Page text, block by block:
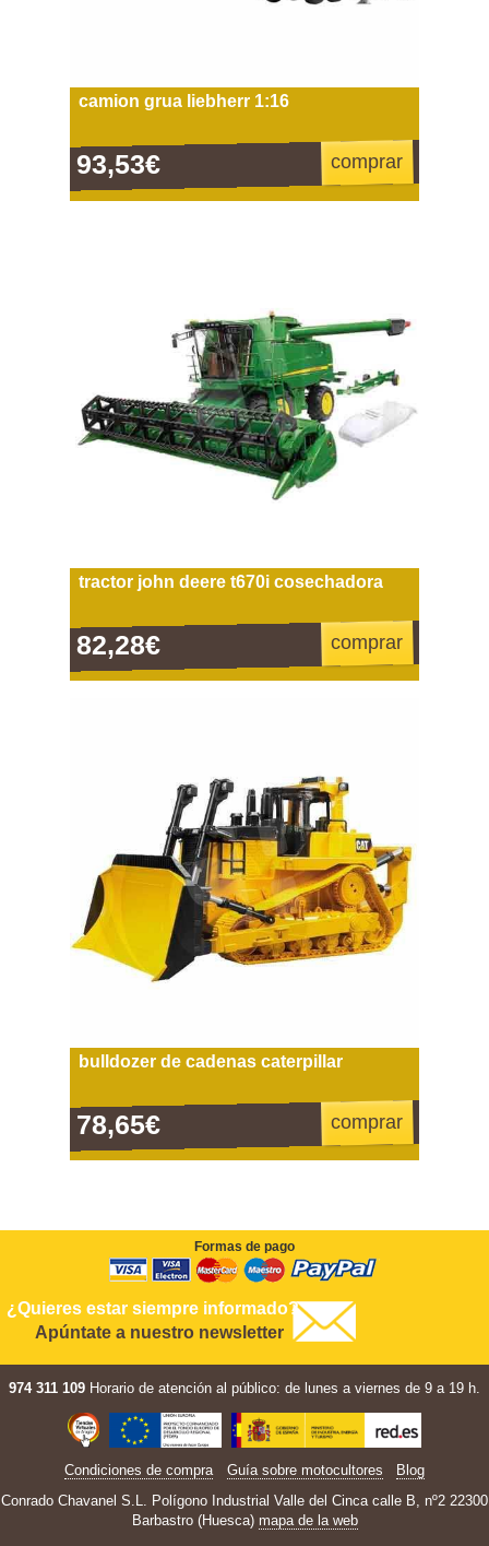
camion grua liebherr 1:16
93,53€ comprar
tractor john deere t670i cosechadora
82,28€ comprar
bulldozer de cadenas caterpillar
78,65€ comprar
Formas de pago
¿Quieres estar siempre informado?
Apúntate a nuestro newsletter
974 311 109 Horario de atención al público: de lunes a viernes de 9 a 19 h.
Condiciones de compra Guía sobre motocultores
Blog
Conrado Chavanel S.L. Polígono Industrial Valle del Cinca calle B, nº2 22300
Barbastro (Huesca) mapa de la web